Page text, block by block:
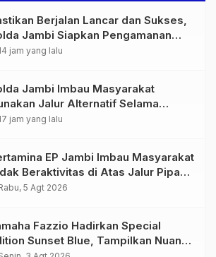
Berjalan Lancar dan Sukses,
Jambi Siapkan Pengamanan
untuk 8.750 Pelari, 1.848
jam yang lalu
Jambi Imbau Masyarakat
Jalur Alternatif Selama
Presisi Merdeka Run
jam yang lalu
EP Jambi Imbau Masyarakat
Beraktivitas di Atas Jalur Pipa
Demi Keselamatan Bersama
5 Agt 2026
Fazzio Hadirkan Special
Sunset Blue, Tampilkan Nuansa